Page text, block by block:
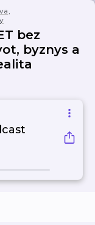
,
bez
byznys a